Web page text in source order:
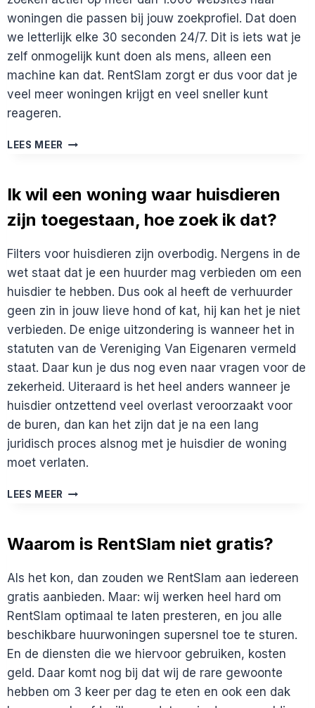
woningen die passen bij jouw zoekprofiel. Dat doen
we letterlijk elke 30 seconden 24/7. Dit is iets wat je
zelf onmogelijk kunt doen als mens, alleen een
machine kan dat. RentSlam zorgt er dus voor dat je
veel meer woningen krijgt en veel sneller kunt
reageren.
LEES MEER WAAROM
DE
HELE
DAG
EN
PARARIUS
CHECKEN?
Ik wil een woning waar huisdieren
zijn toegestaan, hoe zoek ik dat?
Filters voor huisdieren zijn overbodig. Nergens in de
wet staat dat je een huurder mag verbieden om een
huisdier te hebben. Dus ook al heeft de verhuurder
geen zin in jouw lieve hond of kat, hij kan het je niet
verbieden. De enige uitzondering is wanneer het in
statuten van de Vereniging Van Eigenaren vermeld
staat. Daar kun je dus nog even naar vragen voor de
zekerheid. Uiteraard is het heel anders wanneer je
huisdier ontzettend veel overlast veroorzaakt voor
de buren, dan kan het zijn dat je na een lang
juridisch proces alsnog met je huisdier de woning
moet verlaten.
LEES MEER
WONING
WAAR
ZIJN
TOEGESTAAN,
HOE
ZOEK
IK
DAT?
Waarom is RentSlam niet gratis?
Als het kon, dan zouden we RentSlam aan iedereen
gratis aanbieden. Maar: wij werken heel hard om
RentSlam optimaal te laten presteren, en jou alle
beschikbare huurwoningen supersnel toe te sturen.
En de diensten die we hiervoor gebruiken, kosten
geld. Daar komt nog bij dat wij de rare gewoonte
hebben om 3 keer per dag te eten en ook een dak